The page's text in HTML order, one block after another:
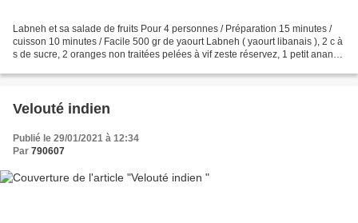
Labneh et sa salade de fruits Pour 4 personnes / Préparation 15 minutes /
cuisson 10 minutes / Facile 500 gr de yaourt Labneh ( yaourt libanais ), 2 c à
s de sucre, 2 oranges non traitées pelées à vif zeste réservez, 1 petit ananas
Velouté indien
Publié le 29/01/2021 à 12:34
Par 790607